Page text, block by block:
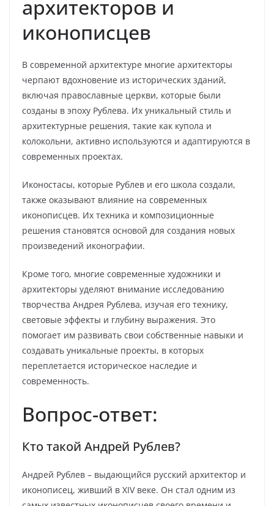
архитекторов и
иконописцев
В современной архитектуре многие архитекторы
черпают вдохновение из исторических зданий,
включая православные церкви, которые были
созданы в эпоху Рублева. Их уникальный стиль и
архитектурные решения, такие как купола и
колокольни, активно используются и адаптируются в
современных проектах.
Иконостасы, которые Рублев и его школа создали,
также оказывают влияние на современных
иконописцев. Их техника и композиционные
решения становятся основой для создания новых
произведений иконографии.
Кроме того, многие современные художники и
архитекторы уделяют внимание исследованию
творчества Андрея Рублева, изучая его технику,
световые эффекты и глубину выражения. Это
помогает им развивать свои собственные навыки и
создавать уникальные проекты, в которых
переплетается историческое наследие и
современность.
Вопрос-ответ:
Кто такой Андрей Рублев?
Андрей Рублев – выдающийся русский архитектор и
иконописец, живший в XIV веке. Он стал одним из